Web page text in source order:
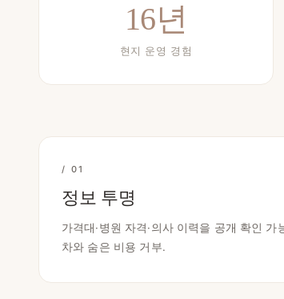
16년
현지 운영 경험
/ 01
정보 투명
가격대·병원 자격·의사 이력을 공개 확인 가
차와 숨은 비용 거부.